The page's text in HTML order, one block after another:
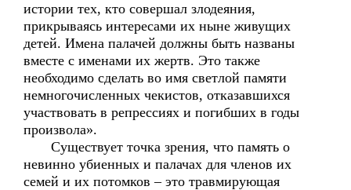
истории тех, кто совершал злодеяния,
прикрываясь интересами их ныне живущих
детей. Имена палачей должны быть названы
вместе с именами их жертв. Это также
необходимо сделать во имя светлой памяти
немногочисленных чекистов, отказавшихся
участвовать в репрессиях и погибших в годы
произвола».
Существует точка зрения, что память о
невинно убиенных и палачах для членов их
семей и их потомков – это травмирующая